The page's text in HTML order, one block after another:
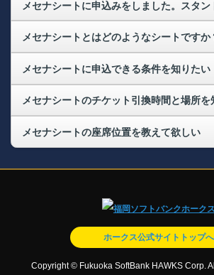
メセナシートとはどのようなシートですか
メセナシートに申込できる条件を知りたい
メセナシートのチケット引換時間と場所を
メセナシートの座席位置を教えて欲しい
ホークス公式サイトトップへ
Copyright © Fukuoka SoftBank HAWKS Corp.